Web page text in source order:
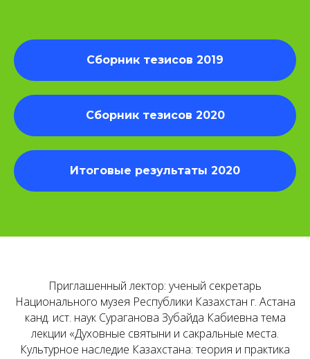
Сборник тезисов 2019
Сборник тезисов 2020
Итоговые результаты 2020
Приглашенный лектор: ученый секретарь
Национального музея Республики Казахстан г. Астана
канд. ист. наук Сураганова Зубайда Кабиевна тема
лекции «Духовные святыни и сакральные места.
Культурное наследие Казахстана: теория и практика